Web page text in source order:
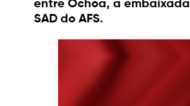
entre Ochoa, a
SAD do AFS.